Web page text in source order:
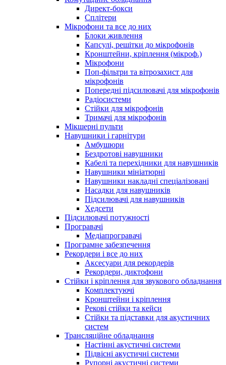
Директ-бокси
Сплітери
Мікрофони та все до них
Блоки живлення
Капсулі, решітки до мікрофонів
Кронштейни, кріплення (мікроф.)
Мікрофони
Поп-фільтри та вітрозахист для
мікрофонів
Попередні підсилювачі для мікрофонів
Радіосистеми
Стійки для мікрофонів
Тримачі для мікрофонів
Мікшерні пульти
Навушники і гарнітури
Амбушюри
Бездротові навушники
Кабелі та перехідники для навушників
Навушники мініатюрні
Навушники накладні спеціалізовані
Насадки для навушників
Підсилювачі для навушників
Хедсети
Підсилювачі потужності
Програвачі
Медіапрогравачі
Програмне забезпечення
Рекордери і все до них
Аксесуари для рекордерів
Рекордери, диктофони
Стійки і кріплення для звукового обладнання
Комплектуючі
Кронштейни і кріплення
Рекові стійки та кейси
Стійки та підставки для акустичних
систем
Трансляційне обладнання
Настінні акустичні системи
Підвісні акустичні системи
Рупорні акустичні системи